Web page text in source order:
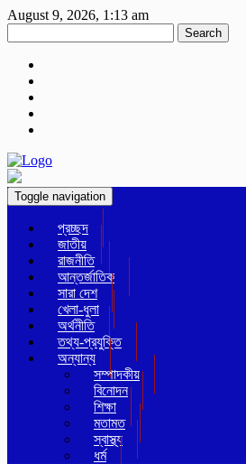
August 9, 2026, 1:13 am
Search
Toggle navigation
প্রচ্ছদ
জাতীয়
রাজনীতি
আন্তর্জাতিক
সারা দেশ
খেলা-ধুলা
অর্থনীতি
তথ্য-প্রযুক্তি
অন্যান্য
সম্পাদকীয়
বিনোদন
শিক্ষা
মতামত
স্বাস্থ্য
ধর্ম